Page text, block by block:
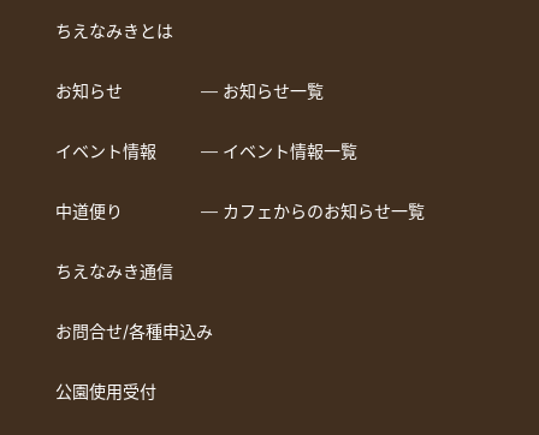
ちえなみきとは
お知らせ ― お知らせ一覧
イベント情報 ― イベント情報一覧
中道便り ― カフェからのお知らせ一覧
ちえなみき通信
お問合せ/各種申込み
公園使用受付